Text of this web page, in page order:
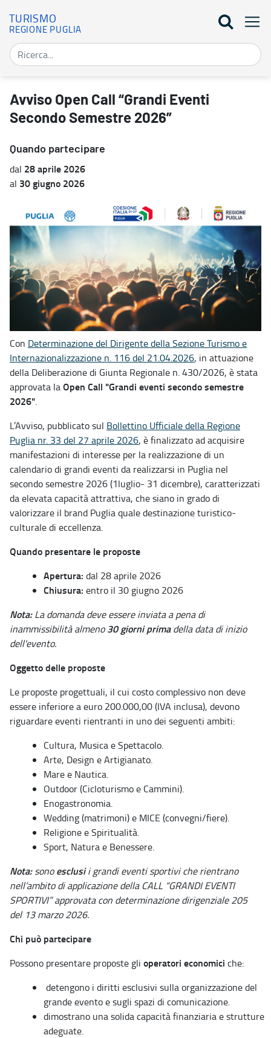
TURISMO
REGIONE PUGLIA
Avviso Open Call “Grandi Eventi Secondo Semestre 2026” -
Avviso Open Call “Grandi Eventi
Secondo Semestre 2026”
Quando partecipare
dal 28 aprile 2026
al 30 giugno 2026
Con Determinazione del Dirigente della Sezione Turismo e
Internazionalizzazione n. 116 del 21.04.2026, in attuazione
della Deliberazione di Giunta Regionale n. 430/2026, è stata
approvata laOpen Call "Grandi eventi secondo semestre
2026".
L’Avviso, pubblicato sul Bollettino Ufficiale della Regione
Puglia nr. 33 del 27 aprile 2026, è finalizzato ad acquisire
manifestazioni di interesse per la realizzazione di un
calendario di grandi eventi da realizzarsi in Puglia nel
secondo semestre 2026 (1luglio- 31 dicembre), caratterizzati
da elevata capacità attrattiva, che siano in grado di
valorizzare il brand Puglia quale destinazione turistico-
culturale di eccellenza.
Quando presentare le proposte
Apertura: dal 28 aprile 2026
Chiusura: entro il 30 giugno 2026
Nota:La domanda deve essere inviata a pena di
inammissibilità almeno30 giorni primadella data di inizio
dell'evento.
Oggetto delle proposte
Le proposte progettuali, il cui costo complessivo non deve
essere inferiore a euro 200.000,00 (IVA inclusa), devono
riguardare eventi rientranti in uno dei seguenti ambiti:
Cultura, Musica e Spettacolo.
Arte, Design e Artigianato.
Mare e Nautica.
Outdoor (Cicloturismo e Cammini).
Enogastronomia.
Wedding (matrimoni) e MICE (convegni/fiere).
Religione e Spiritualità.
Sport, Natura e Benessere.
Nota:sonoesclusii grandi eventi sportivi che rientrano
nell’ambito di applicazione della CALL “GRANDI EVENTI
SPORTIVI” approvata con determinazione dirigenziale 205
del 13 marzo 2026.
Chi può partecipare
Possono presentare proposte gli operatori economici che:
detengono i diritti esclusivi sulla organizzazione del
grande evento e sugli spazi di comunicazione.
dimostrano una solida capacità finanziaria e strutture
adeguate.